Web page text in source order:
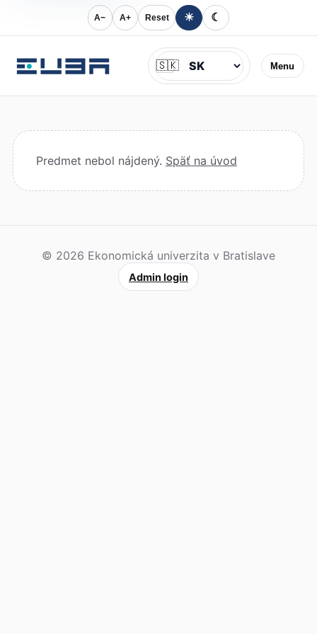
A− A+ Reset ☀ ☾
Menu
Jazyk
🇸🇰
Predmet nebol nájdený. Späť na úvod
© 2026 Ekonomická univerzita v Bratislave
Admin login